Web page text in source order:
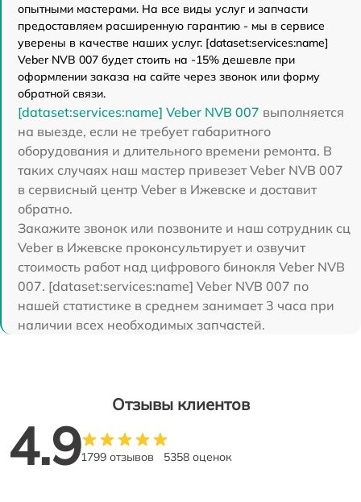
опытными мастерами. На все виды услуг и запчасти
предоставляем расширенную гарантию - мы в сервисе
уверены в качестве наших услуг. [dataset:services:name]
Veber NVB 007 будет стоить на -15% дешевле при
оформлении заказа на сайте через звонок или форму
обратной связи.
[dataset:services:name] Veber NVB 007 выполняется
на выезде, если не требует габаритного
оборудования и длительного времени ремонта. В
таких случаях наш мастер привезет Veber NVB 007
в сервисный центр Veber в Ижевске и доставит
обратно.
Закажите звонок или позвоните и наш сотрудник сц
Veber в Ижевске проконсультирует и озвучит
стоимость работ над цифрового бинокля Veber NVB
007. [dataset:services:name] Veber NVB 007 по
нашей статистике в среднем занимает 3 часа при
наличии всех необходимых запчастей.
Отзывы клиентов
4.91799 отзывов 5358 оценок